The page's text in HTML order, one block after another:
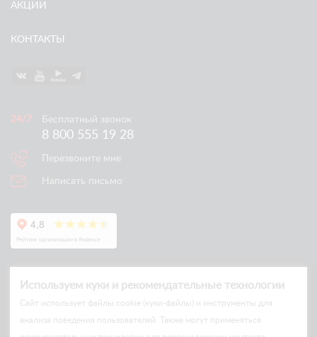
АКЦИИ
КОНТАКТЫ
Бесплатный звонок
8 800 555 19 28
Перезвоните мне
Написать письмо
Используем куки и рекомендательные технологии
Cайт использует файлы cookie (куки-файлы) и инструменты для
анализа поведения пользователей. Также могут применяться